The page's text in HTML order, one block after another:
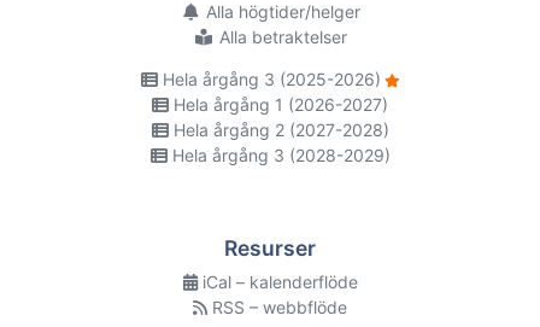
Alla högtider/helger
Alla betraktelser
Hela årgång 3 (2025-2026)
Hela årgång 1 (2026-2027)
Hela årgång 2 (2027-2028)
Hela årgång 3 (2028-2029)
Resurser
iCal – kalenderflöde
RSS – webbflöde